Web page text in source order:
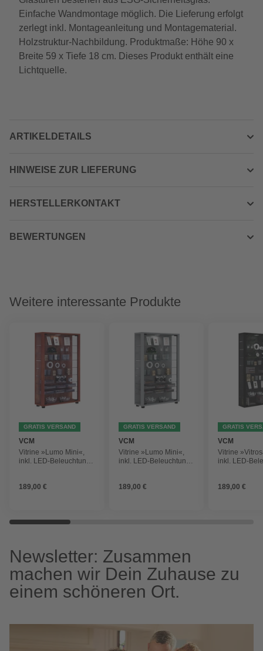
Einfache Wandmontage möglich. Die Lieferung erfolgt
zerlegt inkl. Montageanleitung und Montagematerial.
Holzstruktur-Nachbildung. Produktmaße: Höhe 90 x
Breite 59 x Tiefe 18 cm. Dieses Produkt enthält eine
Lichtquelle.
ARTIKELDETAILS
HINWEISE ZUR LIEFERUNG
HERSTELLERKONTAKT
BEWERTUNGEN
Weitere interessante Produkte
GRATIS VERSAND
VCM
Vitrine »Lumo Mini«,
inkl. LED-Beleuchtung,
189,00 €
GRATIS VERSAND
VCM
Vitrine »Lumo Mini«,
inkl. LED-Beleuchtung,
189,00 €
GRATIS
VCM
Vitrine
inkl. LED-
189,00 €
Newsletter: Zusammen
machen wir Dein Zuhause zu
einem schöneren Ort.